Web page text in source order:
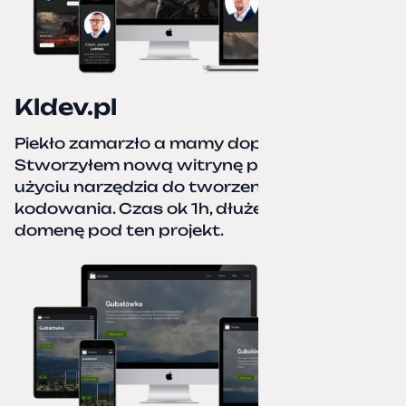
Kldev.pl
Piekło zamarzło a mamy dopiero jesień.
Stworzyłem nową witrynę portfolio przy
użyciu narzędzia do tworzenia stron bez
kodowania. Czas ok 1h, dłużej podpinałem
domenę pod ten projekt.